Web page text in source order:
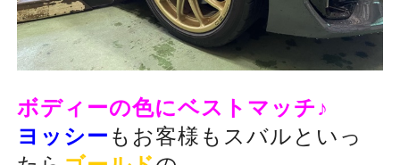
ボディーの色にベストマッチ♪
ヨッシーもお客様もスバルといっ